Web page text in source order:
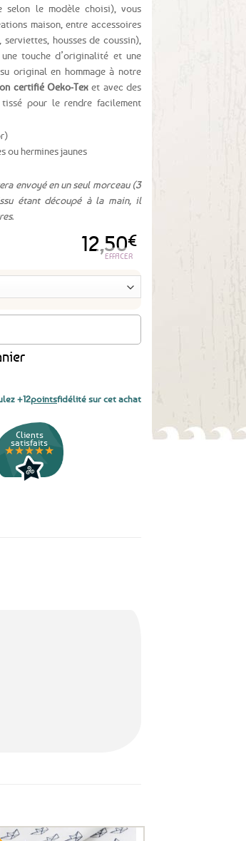
selon le modèle choisi), vous
maison, entre accessoires
housses de coussin),
touche d’originalité et une
original en hommage à notre
certifié Oeko-Texet avec des
pour le rendre facilement
ou hermines jaunes
envoyé en un seul morceau (3
étant découpé à la main, il
12,50€
EFFACER
+12pointsfidélité sur cet achat
Clients
satisfaits
★★★★★